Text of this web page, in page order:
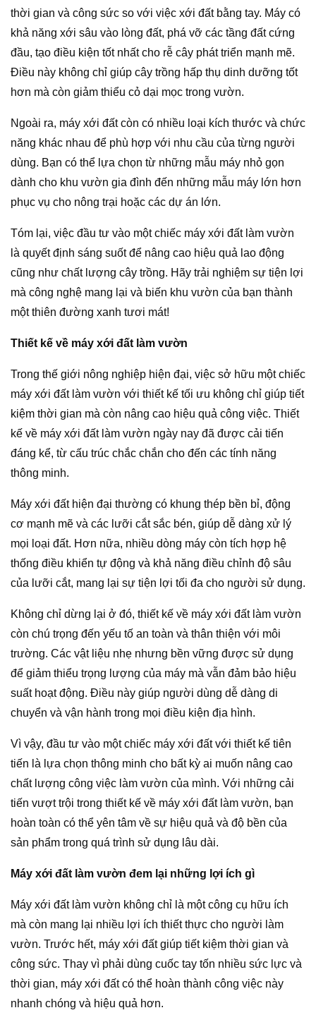
thời gian và công sức so với việc xới đất bằng tay. Máy có
khả năng xới sâu vào lòng đất, phá vỡ các tầng đất cứng
đầu, tạo điều kiện tốt nhất cho rễ cây phát triển mạnh mẽ.
Điều này không chỉ giúp cây trồng hấp thụ dinh dưỡng tốt
hơn mà còn giảm thiểu cỏ dại mọc trong vườn.
Ngoài ra, máy xới đất còn có nhiều loại kích thước và chức
năng khác nhau để phù hợp với nhu cầu của từng người
dùng. Bạn có thể lựa chọn từ những mẫu máy nhỏ gọn
dành cho khu vườn gia đình đến những mẫu máy lớn hơn
phục vụ cho nông trại hoặc các dự án lớn.
Tóm lại, việc đầu tư vào một chiếc máy xới đất làm vườn
là quyết định sáng suốt để nâng cao hiệu quả lao động
cũng như chất lượng cây trồng. Hãy trải nghiệm sự tiện lợi
mà công nghệ mang lại và biến khu vườn của bạn thành
một thiên đường xanh tươi mát!
Thiết kế về máy xới đất làm vườn
Trong thế giới nông nghiệp hiện đại, việc sở hữu một chiếc
máy xới đất làm vườn với thiết kế tối ưu không chỉ giúp tiết
kiệm thời gian mà còn nâng cao hiệu quả công việc. Thiết
kế về máy xới đất làm vườn ngày nay đã được cải tiến
đáng kể, từ cấu trúc chắc chắn cho đến các tính năng
thông minh.
Máy xới đất hiện đại thường có khung thép bền bỉ, động
cơ mạnh mẽ và các lưỡi cắt sắc bén, giúp dễ dàng xử lý
mọi loại đất. Hơn nữa, nhiều dòng máy còn tích hợp hệ
thống điều khiển tự động và khả năng điều chỉnh độ sâu
của lưỡi cắt, mang lại sự tiện lợi tối đa cho người sử dụng.
Không chỉ dừng lại ở đó, thiết kế về máy xới đất làm vườn
còn chú trọng đến yếu tố an toàn và thân thiện với môi
trường. Các vật liệu nhẹ nhưng bền vững được sử dụng
để giảm thiểu trọng lượng của máy mà vẫn đảm bảo hiệu
suất hoạt động. Điều này giúp người dùng dễ dàng di
chuyển và vận hành trong mọi điều kiện địa hình.
Vì vậy, đầu tư vào một chiếc máy xới đất với thiết kế tiên
tiến là lựa chọn thông minh cho bất kỳ ai muốn nâng cao
chất lượng công việc làm vườn của mình. Với những cải
tiến vượt trội trong thiết kế về máy xới đất làm vườn, bạn
hoàn toàn có thể yên tâm về sự hiệu quả và độ bền của
sản phẩm trong quá trình sử dụng lâu dài.
Máy xới đất làm vườn đem lại những lợi ích gì
Máy xới đất làm vườn không chỉ là một công cụ hữu ích
mà còn mang lại nhiều lợi ích thiết thực cho người làm
vườn. Trước hết, máy xới đất giúp tiết kiệm thời gian và
công sức. Thay vì phải dùng cuốc tay tốn nhiều sức lực và
thời gian, máy xới đất có thể hoàn thành công việc này
nhanh chóng và hiệu quả hơn.